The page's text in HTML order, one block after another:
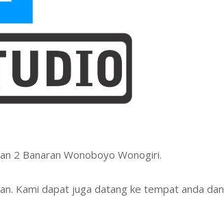
2 Banaran Wonoboyo Wonogiri.
Kami dapat juga datang ke tempat anda dan